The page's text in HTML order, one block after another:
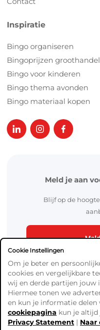
Inspiratie
Bingo organiseren
Bingoprijzen groothandel
Bingo voor kinderen
Bingo thema avonden
Bingo materiaal kopen
Meld je aan
Blijf op de
Algemene Voorwaarden
Verzend- en
Cookie Instellingen
Om je beter en
cookies en vergelijkbare
wij en derde partijen jouw
Hiermee tonen we
en kun je informatie delen
cookiepagina kun je altijd
Privacy Statement | Naar